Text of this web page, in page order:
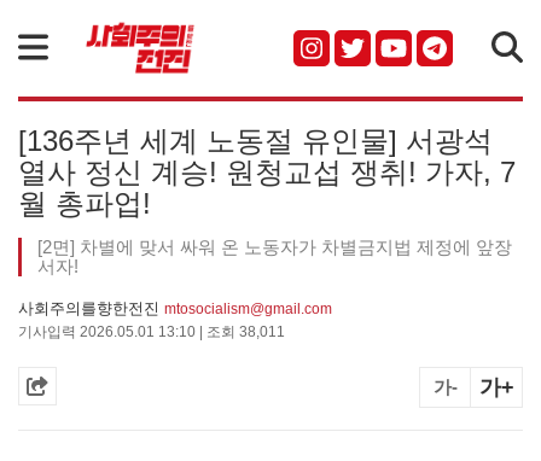
[136주년 세계 노동절 유인물] 서광석
열사 정신 계승! 원청교섭 쟁취! 가자, 7
월 총파업!
[2면] 차별에 맞서 싸워 온 노동자가 차별금지법 제정에 앞장
서자!
사회주의를향한전진 mtosocialism@gmail.com
기사입력 2026.05.01 13:10 | 조회 38,011
가- 가+